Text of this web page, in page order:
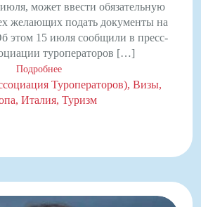
может ввести обязательную
желающих подать документы на
этом 15 июля сообщили в пресс-
туроператоров […]
Подробнее
Туроператоров) Визы
Италия Туризм